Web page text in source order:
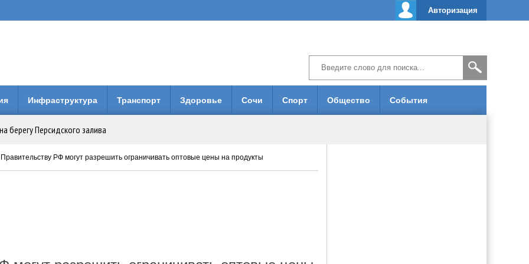
Авторизация
Инфраструктура Транспорт Здоровье Сочи Спорт Общество События
берегу Персидского залива
городская больница получила 3 млн рублей на новое оборудование
РФ могут разрешить ограничивать оптовые цены на продукты